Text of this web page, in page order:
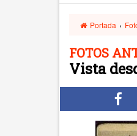
Portada ›
FOTOS
Vista